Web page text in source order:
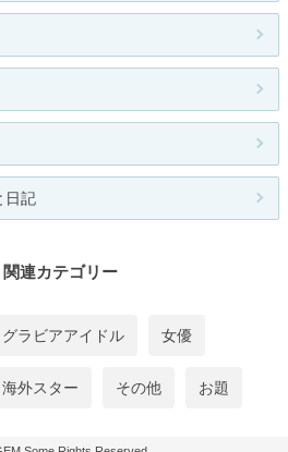
日記
関連カテゴリー
グラビアアイドル 女優
海外スター その他 お題